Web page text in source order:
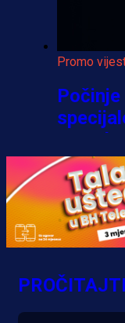
Promo
ponudu
1 h 23 min
A Selekcija
Šta je